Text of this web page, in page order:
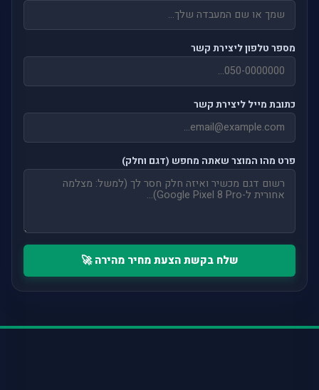
מספר טלפון ליצירת קשר
כתובת מייל ליצירת קשר
פרט מהו המוצר שאתה מחפש (דגם וחלק)
שלח בקשת הצעת מחיר מהירה 🚀